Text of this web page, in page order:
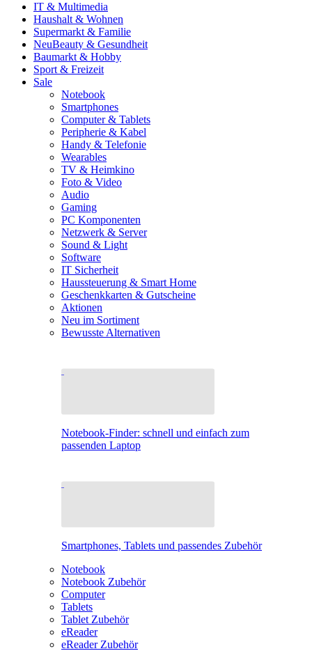
IT & Multimedia
Haushalt & Wohnen
Supermarkt & Familie
NeuBeauty & Gesundheit
Baumarkt & Hobby
Sport & Freizeit
Sale
Notebook
Smartphones
Computer & Tablets
Peripherie & Kabel
Handy & Telefonie
Wearables
TV & Heimkino
Foto & Video
Audio
Gaming
PC Komponenten
Netzwerk & Server
Sound & Light
Software
IT Sicherheit
Haussteuerung & Smart Home
Geschenkkarten & Gutscheine
Aktionen
Neu im Sortiment
Bewusste Alternativen
Notebook-Finder: schnell und einfach zum
passenden Laptop
Smartphones, Tablets und passendes Zubehör
Notebook
Notebook Zubehör
Computer
Tablets
Tablet Zubehör
eReader
eReader Zubehör